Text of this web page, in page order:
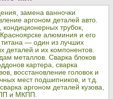
замена ванночки
аргоном деталей авто.
трубок,
алюминия и его
— один из лучших
и их компонентов.
металлов. Сварка блоков
картера, сварка
восстановление головок и
мест подшипников, и т.д.
аргоном деталей кузова,
и МКПП.